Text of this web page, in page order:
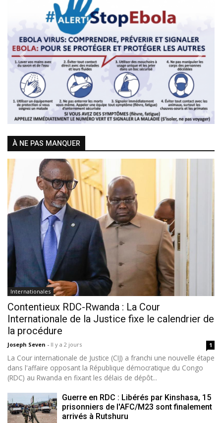
Previous Next
À NE PAS MANQUER
Internationales
Contentieux RDC-Rwanda : La Cour
Internationale de la Justice fixe le calendrier de
la procédure
Joseph Seven - Il y a 2 jours 1
La Cour internationale de Justice (CIJ) a franchi une nouvelle étape
dans l'affaire opposant la République démocratique du Congo
(RDC) au Rwanda en fixant les délais de dépôt...
Guerre en RDC : Libérés par Kinshasa, 15
prisonniers de l'AFC/M23 sont finalement
arrivés à Rutshuru